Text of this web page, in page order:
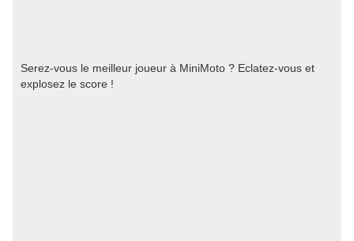
Serez-vous le meilleur joueur à MiniMoto ? Eclatez-vous et
explosez le score !